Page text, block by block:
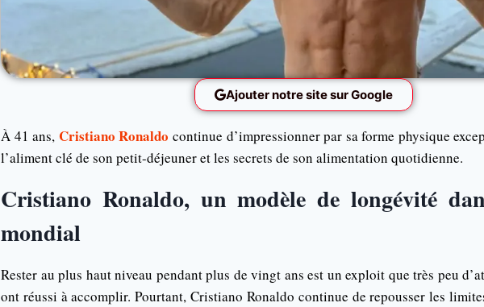
Ajouter notre site sur Google
À 41 ans, Cristiano Ronaldo continue d’impressionner par sa forme physique
l’aliment clé de son petit-déjeuner et les secrets de son alimentation quotidienne.
Cristiano Ronaldo, un modèle de longévité
mondial
Rester au plus haut niveau pendant plus de vingt ans est un exploit que très peu
ont réussi à accomplir. Pourtant, Cristiano Ronaldo continue de repousser les